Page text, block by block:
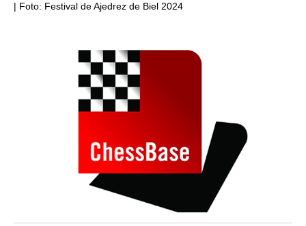
| Foto: Festival de Ajedrez de Biel 2024